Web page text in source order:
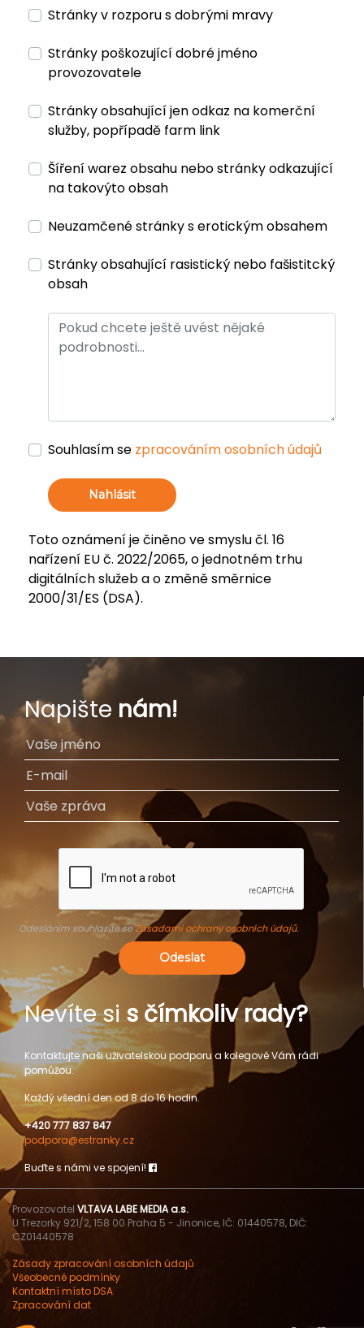
Stránky v rozporu s dobrými mravy
Stránky poškozující dobré jméno
provozovatele
Stránky obsahující jen odkaz na komerční
služby, popřípadě farm link
Šíření warez obsahu nebo stránky odkazující
na takovýto obsah
Neuzamčené stránky s erotickým obsahem
Stránky obsahující rasistický nebo fašistitcký
obsah
Souhlasím se zpracováním osobních údajů
Nahlásit
Toto oznámení je činěno ve smyslu čl. 16
nařízení EU č. 2022/2065, o jednotném trhu
digitálních služeb a o změně směrnice
2000/31/ES (DSA).
Napište nám!
Odesláním souhlasíte seZásadami ochrany osobních údajů.
Odeslat
Nevíte si s čímkoliv rady?
Kontaktujte naši uživatelskou podporu a kolegové Vám rádi
pomůžou.
Každý všední den od 8 do 16 hodin.
+420 777 837 847
podpora@estranky.cz
Buďte s námi ve spojení!
Provozovatel VLTAVA LABE MEDIA a.s.
U Trezorky 921/2, 158 00 Praha 5 - Jinonice, IČ: 01440578, DIČ:
CZ01440578
Zásady zpracování osobních údajů
Všeobecné podmínky
Kontaktní místo DSA
Zpracování dat